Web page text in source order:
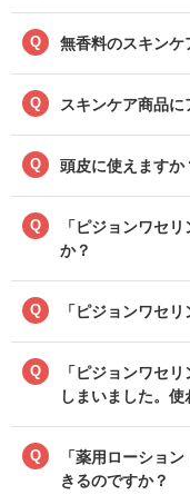
Q 無香料のスキンケ
Q スキンケア商品
Q 頭皮に使えますか
Q
「ピジョンワセ
か？
Q 「ピジョンワセ
Q
「ピジョンワセ
しまいました。
Q
「薬用ローショ
きるのですか？